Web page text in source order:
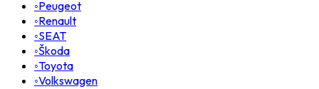
◦Peugeot
◦Renault
◦SEAT
◦Škoda
◦Toyota
◦Volkswagen